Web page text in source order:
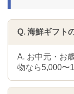
Q. 海鮮ギフト
A. お中元・お
物なら5,000〜